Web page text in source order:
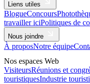
Liens utiles
BlogueConcours
travailler iciPolitiques de
Nous joindre
À proposNotre équipe
Nos espaces Web
VisiteursRéunions et
touristiquesIndustrie